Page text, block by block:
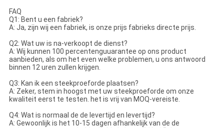
FAQ
Q1: Bent u een fabriek?
A: Ja, zijn wij een fabriek, is onze prijs fabrieks directe prijs.
Q2: Wat uw is na-verkoopt de dienst?
A: Wij kunnen 100 percentenguuarantee op ons product
aanbieden, als om het even welke problemen, u ons antwoord
binnen 12 uren zullen krijgen.
Q3: Kan ik een steekproeforde plaatsen?
A: Zeker, stem in hoogst met uw steekproeforde om onze
kwaliteit eerst te testen. het is vrij van MOQ-vereiste.
Q4: Wat is normaal de de levertijd en levertijd?
A: Gewoonlijk is het 10-15 dagen afhankelijk van de de